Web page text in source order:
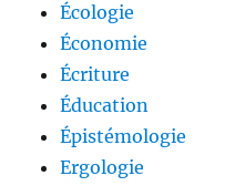
Écologie
Économie
Écriture
Éducation
Épistémologie
Ergologie